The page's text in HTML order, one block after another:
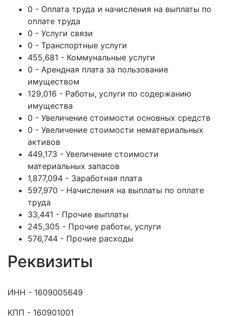
0 - Оплата труда и начисления на выплаты по
оплате труда
0 - Услуги связи
0 - Транспортные услуги
455,681 - Коммунальные услуги
0 - Арендная плата за пользование
имуществом
129,016 - Работы, услуги по содержанию
имущества
0 - Увеличение стоимости основных средств
0 - Увеличение стоимости нематериальных
активов
449,173 - Увеличение стоимости
материальных запасов
1,877,094 - Заработная плата
597,970 - Начисления на выплаты по оплате
труда
33,441 - Прочие выплаты
245,305 - Прочие работы, услуги
576,744 - Прочие расходы
Реквизиты
ИНН - 1609005649
КПП - 160901001